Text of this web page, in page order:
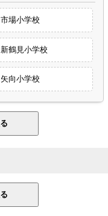
市場小学校
新鶴見小学校
矢向小学校